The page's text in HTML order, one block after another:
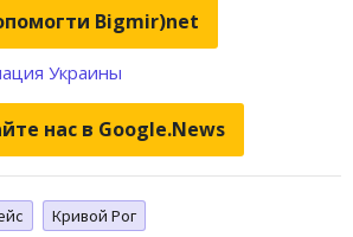
Bigmir)net
Украины
нас в Google.News
Кривой Рог